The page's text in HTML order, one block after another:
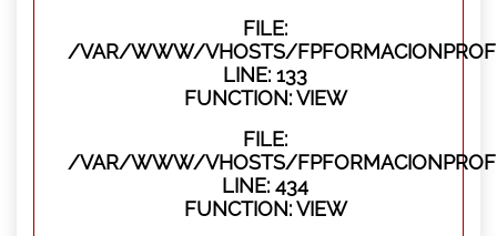
FILE:
/VAR/WWW/VHOSTS/
LINE: 133
FUNCTION: VIEW
FILE:
/VAR/WWW/VHOSTS/
LINE: 434
FUNCTION: VIEW